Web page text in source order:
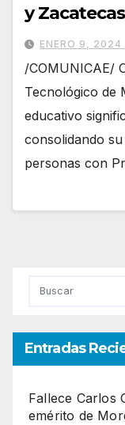
y
ENERO 9, 2024
/COMUNICAE/
Tecnológico de
educativo
consolidando
personas con
Entradas
Fallece Carlos
emérito de